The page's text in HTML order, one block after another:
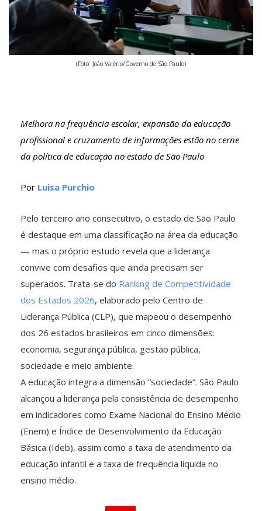
(Foto: João Valério/Governo de São Paulo)
Melhora na frequência escolar, expansão da educação
profissional e cruzamento de informações estão no cerne
da política de educação no estado de São Paulo
Por Luisa Purchio
Pelo terceiro ano consecutivo, o estado de São Paulo
é destaque em uma classificação na área da educação
— mas o próprio estudo revela que a liderança
convive com desafios que ainda precisam ser
superados. Trata-se do Ranking de Competitividade
dos Estados 2026, elaborado pelo Centro de
Liderança Pública (CLP), que mapeou o desempenho
dos 26 estados brasileiros em cinco dimensões:
economia, segurança pública, gestão pública,
sociedade e meio ambiente.
A educação integra a dimensão “sociedade”. São Paulo
alcançou a liderança pela consistência de desempenho
em indicadores como Exame Nacional do Ensino Médio
(Enem) e Índice de Desenvolvimento da Educação
Básica (Ideb), assim como a taxa de atendimento da
educação infantil e a taxa de frequência líquida no
ensino médio.